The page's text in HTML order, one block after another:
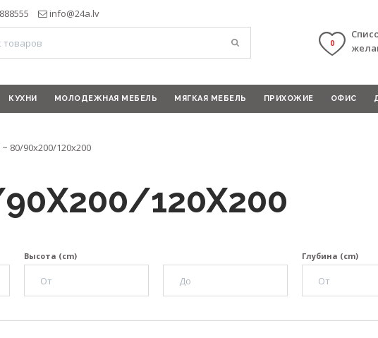
info@24a.lv
0
КУХНИ МОЛОДЕЖНАЯ МЕБЕЛЬ МЯГКАЯ МЕБЕЛЬ ПРИХОЖИЕ ОФИС
80/90x200/120x200
120X200
Высота (cm) Глубина (cm)